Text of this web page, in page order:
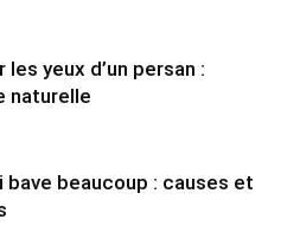
yeux d’un persan :
naturelle
bave beaucoup : causes et